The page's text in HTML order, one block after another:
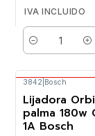
IVA INCLUIDO
Cantidad
Envío Gratis
-20%
3842 Bosch
Lijadora
palma 180w
1A Bosch